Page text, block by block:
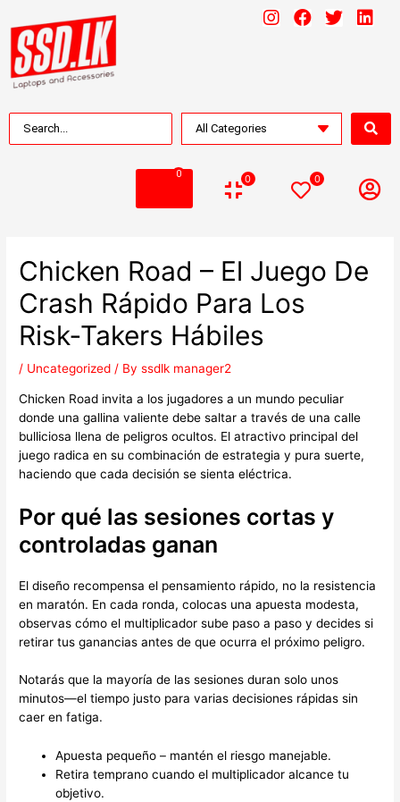
0 0 0
Chicken Road – El Juego De
Crash Rápido Para Los
Risk‑Takers Hábiles
/ Uncategorized / Byssdlk manager2
Chicken Road invita a los jugadores a un mundo peculiar
donde una gallina valiente debe saltar a través de una calle
bulliciosa llena de peligros ocultos. El atractivo principal del
juego radica en su combinación de estrategia y pura suerte,
haciendo que cada decisión se sienta eléctrica.
Por qué las sesiones cortas y
controladas ganan
El diseño recompensa el pensamiento rápido, no la resistencia
en maratón. En cada ronda, colocas una apuesta modesta,
observas cómo el multiplicador sube paso a paso y decides si
retirar tus ganancias antes de que ocurra el próximo peligro.
Notarás que la mayoría de las sesiones duran solo unos
minutos—el tiempo justo para varias decisiones rápidas sin
caer en fatiga.
Apuesta pequeño – mantén el riesgo manejable.
Retira temprano cuando el multiplicador alcance tu
objetivo.